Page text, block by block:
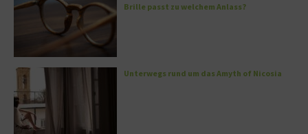
Brille passt zu welchem Anlass?
Unterwegs rund um das Amyth of Nicosia